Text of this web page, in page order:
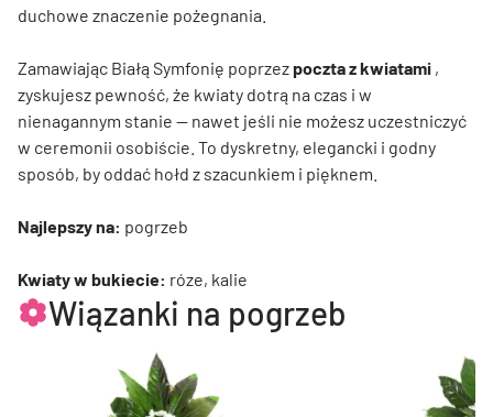
duchowe znaczenie pożegnania.
Zamawiając Białą Symfonię poprzezpoczta z kwiatami ,
zyskujesz pewność, że kwiaty dotrą na czas i w
nienagannym stanie — nawet jeśli nie możesz uczestniczyć
w ceremonii osobiście. To dyskretny, elegancki i godny
sposób, by oddać hołd z szacunkiem i pięknem.
Najlepszy na: pogrzeb
Kwiaty w bukiecie: róze, kalie
Wiązanki na pogrzeb